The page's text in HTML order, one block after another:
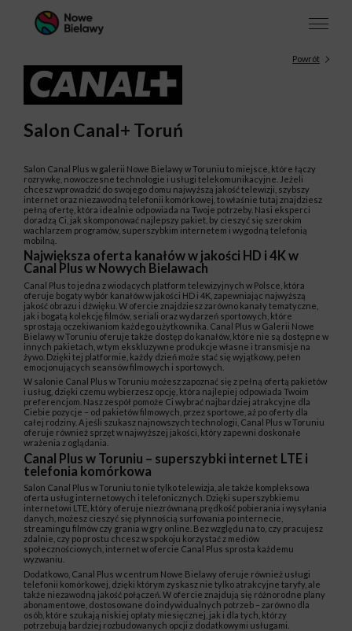
Powrót
Salon Canal+ Toruń
Salon Canal Plus w galerii Nowe Bielawy w Toruniu to miejsce, które łączy
rozrywkę, nowoczesne technologie i usługi telekomunikacyjne. Jeżeli
chcesz wprowadzić do swojego domu najwyższą jakość telewizji, szybszy
internet oraz niezawodną telefonii komórkowej, to właśnie tutaj znajdziesz
pełną ofertę, która idealnie odpowiada na Twoje potrzeby. Nasi eksperci
doradzą Ci, jak skomponować najlepszy pakiet, by cieszyć się szerokim
wachlarzem programów, superszybkim internetem i wygodną telefonią
mobilną.
Największa oferta kanałów w jakości HD i 4K w
Canal Plus w Nowych Bielawach
Canal Plus to jedna z wiodących platform telewizyjnych w Polsce, która
oferuje bogaty wybór kanałów w jakości HD i 4K, zapewniając najwyższą
jakość obrazu i dźwięku. W ofercie znajdziesz zarówno kanały tematyczne,
jak i bogatą kolekcję filmów, seriali oraz wydarzeń sportowych, które
sprostają oczekiwaniom każdego użytkownika. Canal Plus w Galerii Nowe
Bielawy w Toruniu oferuje także dostęp do kanałów, które nie są dostępne w
innych pakietach, w tym ekskluzywne produkcje własne i transmisje na
żywo. Dzięki tej platformie, każdy dzień może stać się wyjątkowy, pełen
emocjonujących seansów filmowych i sportowych.
W salonie Canal Plus w Toruniu możesz zapoznać się z pełną ofertą pakietów
i usług, dzięki czemu wybierzesz opcję, która najlepiej odpowiada Twoim
preferencjom. Nasz zespół pomoże Ci wybrać najbardziej atrakcyjne dla
Ciebie pozycje – od pakietów filmowych, przez sportowe, aż po oferty dla
całej rodziny. A jeśli szukasz najnowszych technologii, Canal Plus w Toruniu
oferuje również sprzęt w najwyższej jakości, który zapewni doskonałe
wrażenia z oglądania.
Canal Plus w Toruniu – superszybki internet LTE i
telefonia komórkowa
Salon Canal Plus w Toruniu to nie tylko telewizja, ale także kompleksowa
oferta usług internetowych i telefonicznych. Dzięki superszybkiemu
internetowi LTE, który oferuje niezrównaną prędkość pobierania i wysyłania
danych, możesz cieszyć się płynnością surfowania po internecie,
streamingu filmów czy grania w gry online. Bez względu na to, czy pracujesz
zdalnie, czy po prostu chcesz w spokoju korzystać z mediów
społecznościowych, internet w ofercie Canal Plus sprosta każdemu
wyzwaniu.
Dodatkowo, Canal Plus w centrum Nowe Bielawy oferuje również usługi
telefonii komórkowej, dzięki którym zyskasz nie tylko atrakcyjne taryfy, ale
także niezawodną jakość połączeń. W ofercie znajdują się różnorodne plany
abonamentowe, dostosowane do indywidualnych potrzeb – zarówno dla
osób, które szukają niskiej opłaty miesięcznej, jak i dla tych, którzy
potrzebują bardziej rozbudowanych opcji z dodatkowymi usługami.